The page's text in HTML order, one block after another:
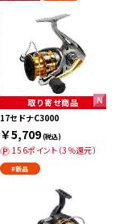
取り寄せ商品
17セドナC3000
￥5,709(税込)
156ポイント（3％還元）
#新品